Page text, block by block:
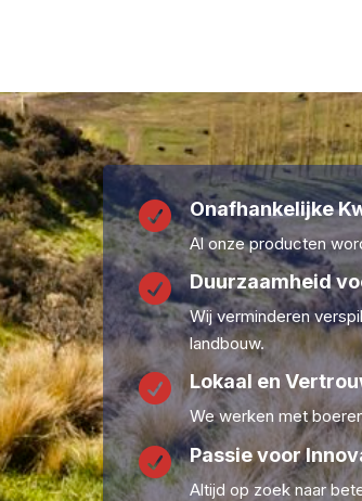
 Onafhankelijke
Al onze producten
 Duurzaamheid
Wij verminderen
landbouw.
 Lokaal en
We werken met
 Passie voor
Altijd op zoek naar